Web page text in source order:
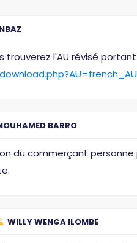
NBAZ
trouverez l'AU révisé
BARRO
du commerçant
WILLY WENGA ILOMBE